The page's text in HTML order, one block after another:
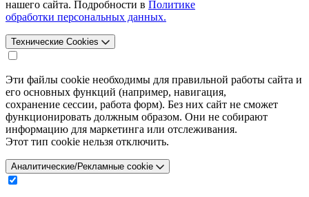
нашего сайта. Подробности в Политике
обработки персональных данных.
Технические Cookies
Эти файлы cookie необходимы для правильной работы сайта и
его основных функций (например, навигация,
сохранение сессии, работа форм). Без них сайт не сможет
функционировать должным образом. Они не собирают
информацию для маркетинга или отслеживания.
Этот тип cookie нельзя отключить.
Аналитические/Рекламные cookie